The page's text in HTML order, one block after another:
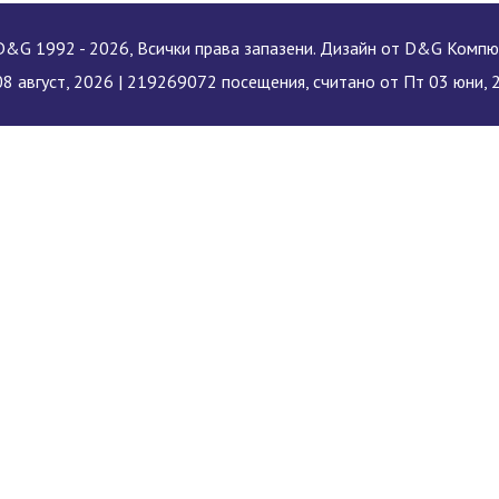
1992 - 2026, Всички права запазени. Дизайн от D&G
август, 2026 | 219269072 посещения, считано от Пт 03 юни,